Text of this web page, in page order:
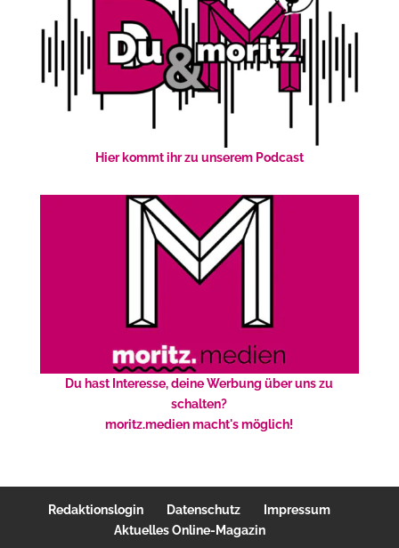
Hier kommt ihr zu unserem Podcast
Du hast Interesse, deine Werbung über uns zu
schalten?
moritz.medien macht's möglich!
Redaktionslogin Datenschutz
Impressum
Aktuelles Online-Magazin